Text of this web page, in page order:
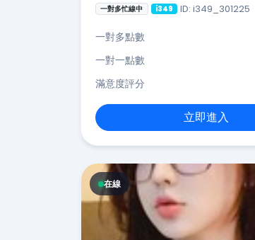
一對多忙線中 i349 ID: i349_301225
一對多點數
一對一點數
滿意度評分
立即進入
在線